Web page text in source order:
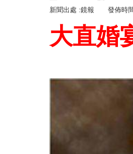
新聞出處 :鏡報 發佈時間
大直婚